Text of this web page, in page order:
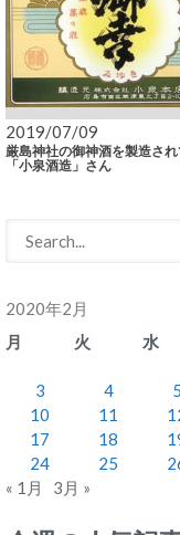
2019/07/09
厳島神社の御神酒を製造さ
「小泉酒造」さん
2020年2月
月
火 水
3
4 5
10
11
17
18
24
25
« 1月
3月 »